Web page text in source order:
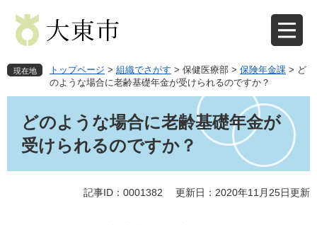
先
で
を
ば
へ
現在地 トップページ > 組織でさがす > 保健医療部 > 保険年金課 > ど
のような場合に老齢基礎年金が受けられるのですか？
どのような場合に老齢基礎年金が
受けられるのですか？
記事ID：0001382 更新日：2020年11月25日更新